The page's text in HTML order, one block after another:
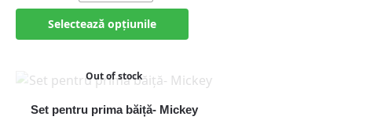
Selectează opțiunile
Out of stock
Set pentru prima băiță- Mickey